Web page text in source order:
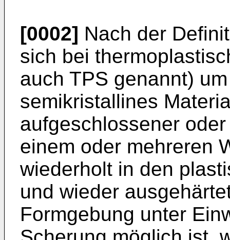
[0002] Nach der
sich bei
auch TPS genannt)
semikristallines
aufgeschlossener
einem oder mehreren
wiederholt in den
und wieder
Formgebung unter